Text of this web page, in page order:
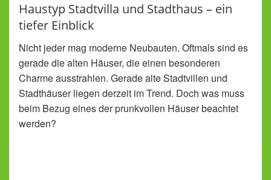
Haustyp Stadtvilla und Stadthaus – ein
tiefer Einblick
Nicht jeder mag moderne Neubauten. Oftmals sind es
gerade die alten Häuser, die einen besonderen
Charme ausstrahlen. Gerade alte Stadtvillen und
Stadthäuser liegen derzeit im Trend. Doch was muss
beim Bezug eines der prunkvollen Häuser beachtet
werden?